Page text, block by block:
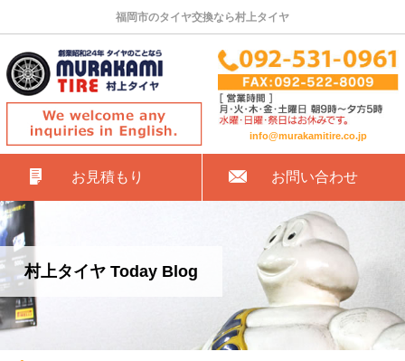
福岡市のタイヤ交換なら村上タイヤ
info@murakamitire.co.jp
お見積もり お問い合わせ
村上タイヤ Today Blog